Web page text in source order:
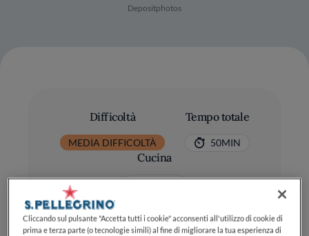
Depositphotos
Difficoltà
MEDIA DIFFICOLTÀ
Tempo totale
50MIN
Cucina
ITALIANA
Cliccando sul pulsante "Accetta tutti i cookie" acconsenti all'utilizzo di cookie di
prima e terza parte (o tecnologie simili) al fine di migliorare la tua esperienza di